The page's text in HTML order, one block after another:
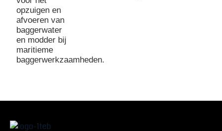
opzuigen en
afvoeren van
baggerwater
en modder bij
maritieme
baggerwerkzaamheden.